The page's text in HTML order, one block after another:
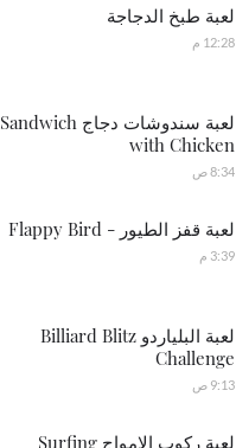
لعبة طبخ الدجاجة
12:28 م
لعبة سندوشات دجاج Sandwich
with Chicken
8:34 ص
لعبة قفز الطيور - Flappy Bird
3:39 م
لعبة البلياردو Billiard Blitz
Challenge
9:13 ص
لعبة ركوب الامواج Surfing